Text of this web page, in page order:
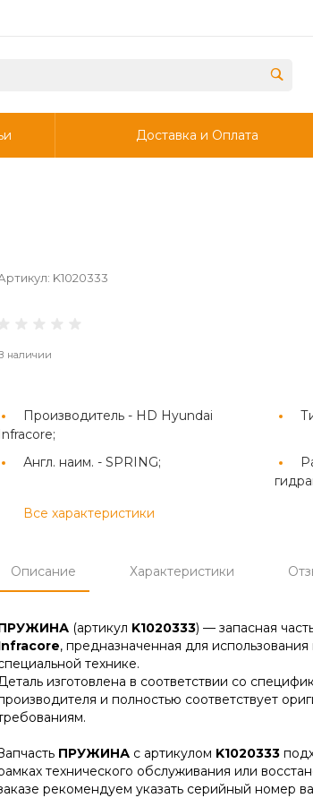
Доставка и Оплата
K1020333
наличии
Производитель - HD Hyundai
Infracore;
Англ. наим. - SPRING;
Все характеристики
Описание Характеристики
(артикул K1020333) — запасная
, предназначенная для использования
технике.
изготовлена в соответствии со
и полностью соответствует
ПРУЖИНАс артикулом K1020333
технического обслуживания или
рекомендуем указать серийный номер